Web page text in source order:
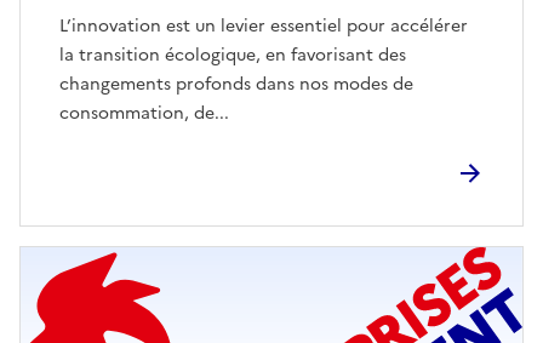
L’innovation est un levier essentiel pour accélérer
la transition écologique, en favorisant des
changements profonds dans nos modes de
consommation, de...